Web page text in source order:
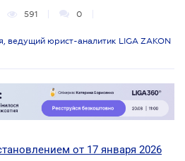
591 0
ведущий юрист-аналитик LIGA ZAKON
от 17 января 2026